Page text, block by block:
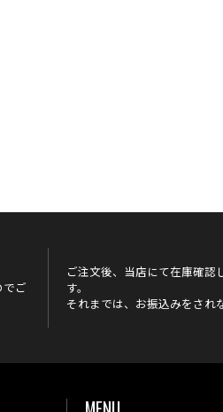
ご
ご注文後、当店にて在庫確認
す。
それまでは、お振込みをされ